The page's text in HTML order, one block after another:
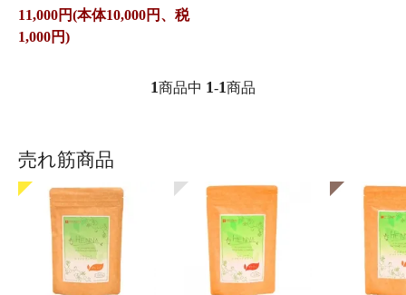
11,000円(本体10,000円、税
1,000円)
1商品中 1-1商品
売れ筋商品